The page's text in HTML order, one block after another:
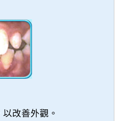
改善外觀。